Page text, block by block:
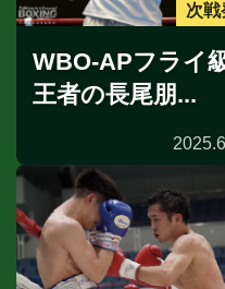
次戦
WBO-APフライ
王者の長尾朋...